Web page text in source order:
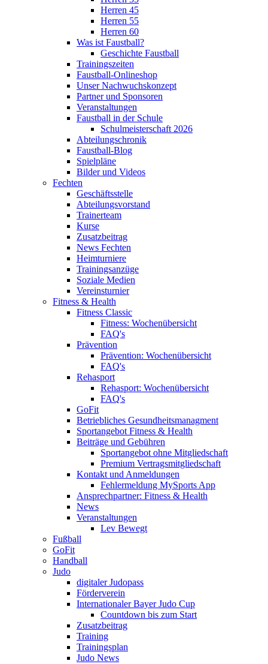
Herren 45
Herren 55
Herren 60
Was ist Faustball?
Geschichte Faustball
Trainingszeiten
Faustball-Onlineshop
Unser Nachwuchskonzept
Partner und Sponsoren
Veranstaltungen
Faustball in der Schule
Schulmeisterschaft 2026
Abteilungschronik
Faustball-Blog
Spielpläne
Bilder und Videos
Fechten
Geschäftsstelle
Abteilungsvorstand
Trainerteam
Kurse
Zusatzbeitrag
News Fechten
Heimturniere
Trainingsanzüge
Soziale Medien
Vereinsturnier
Fitness & Health
Fitness Classic
Fitness: Wochenübersicht
FAQ's
Prävention
Prävention: Wochenübersicht
FAQ's
Rehasport
Rehasport: Wochenübersicht
FAQ's
GoFit
Betriebliches Gesundheitsmanagment
Sportangebot Fitness & Health
Beiträge und Gebühren
Sportangebot ohne Mitgliedschaft
Premium Vertragsmitgliedschaft
Kontakt und Anmeldungen
Fehlermeldung MySports App
Ansprechpartner: Fitness & Health
News
Veranstaltungen
Lev Bewegt
Fußball
GoFit
Handball
Judo
digitaler Judopass
Förderverein
Internationaler Bayer Judo Cup
Countdown bis zum Start
Zusatzbeitrag
Training
Trainingsplan
Judo News